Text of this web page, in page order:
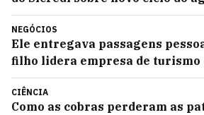
NEGÓCIOS
Ele entregava passagens
filho lidera empresa de turismo
CIÊNCIA
Como as cobras perderam as